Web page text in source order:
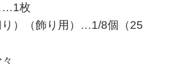
…1枚
り）（飾り用）…1/8個（25